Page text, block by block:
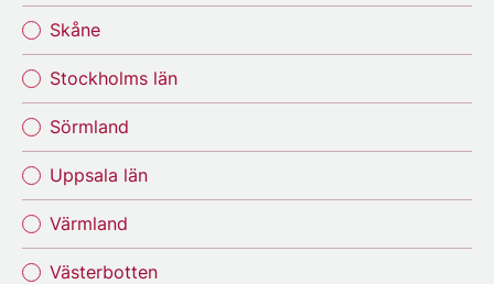
Skåne
Stockholms län
Sörmland
Uppsala län
Värmland
Västerbotten